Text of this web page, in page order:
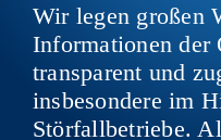
Wir legen großen
Informationen
transparent und
insbesondere im
Störfallbetriebe.